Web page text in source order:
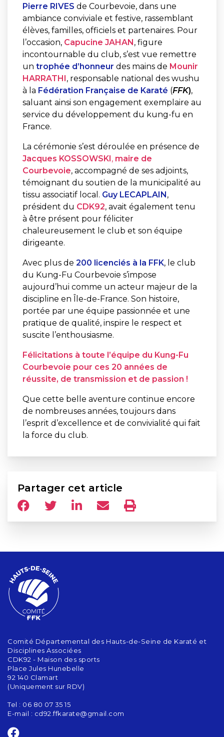
Pierre RIVES de Courbevoie, dans une
ambiance conviviale et festive, rassemblant
élèves, familles, officiels et partenaires. Pour
l’occasion, Capucine JAHAN , figure
incontournable du club, s’est vue remettre
un trophée d’honneur des mains de Mounir
HARRATHI , responsable national des wushu
à la Fédération Française de Karaté (FFK),
saluant ainsi son engagement exemplaire au
service du développement du kung-fu en
France.
La cérémonie s’est déroulée en présence de
Jacques KOSSOWSKI , maire de
Courbevoie, accompagné de ses adjoints,
témoignant du soutien de la municipalité au
tissu associatif local. Guy LECAPLAIN ,
président du CDK92, avait également tenu
à être présent pour féliciter
chaleureusement le club et son équipe
dirigeante.
Avec plus de 200 licenciés à la FFK, le club
du Kung- Fu Courbevoie s’impose
aujourd’hui comme un acteur majeur de la
discipline en Île-de- France. Son histoire,
portée par une équipe passionnée et une
pratique de qualité, inspire le respect et
suscite l’enthousiasme.
Félicitations à toute l’équipe du Kung- Fu
Courbevoie pour ces 20 années de
réussite, de transmission et de passion !
Que cette belle aventure continue encore
de nombreuses années, toujours dans
l’esprit d’excellence et de convivialité qui fait
la force du club.
Partager cet article
Comité Départemental des Hauts-de-Seine de Karaté et
Disciplines Associées
CDK92 - Maison des sports
Place Jules Hunebelle
92 140 Clamart
(Uniquement sur RDV)
Tel : 06 80 07 35 15
E-mail : cd92.ffkarate@gmail.com